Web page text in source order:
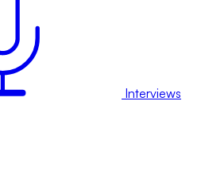
Interviews